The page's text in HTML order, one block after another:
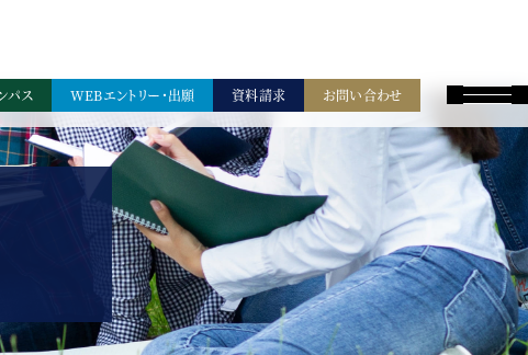
パス WEBエントリー・出願 資料請求 お問い合わせ